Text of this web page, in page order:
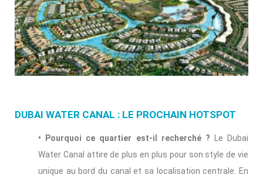
DUBAI WATER CANAL : LE PROCHAIN HOTSPOT
• Pourquoi ce quartier est-il recherché ? Le Dubai
Water Canal attire de plus en plus pour son style de vie
unique au bord du canal et sa localisation centrale. En